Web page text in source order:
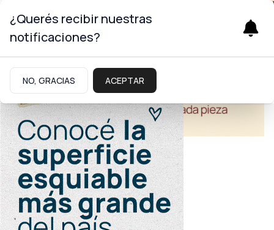
Economía
¿Querés recibir nuestras
notificaciones?
NO, GRACIAS ACEPTAR